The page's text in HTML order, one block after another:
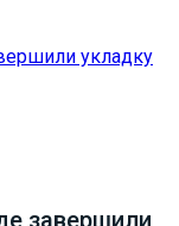
завершили